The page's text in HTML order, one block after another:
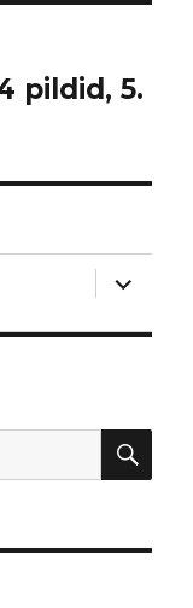
pildid, 5.
laienda